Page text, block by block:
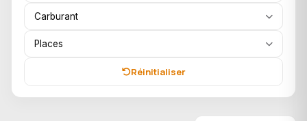
Carburant
Places
Réinitialiser